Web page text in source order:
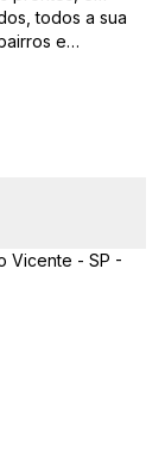
todos a sua
e
lhe
terrenos,
Vicente - SP -